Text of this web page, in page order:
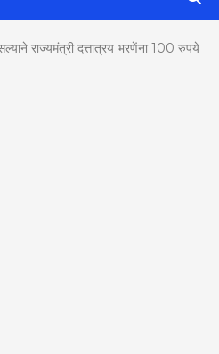
News
राज्यमंत्री दत्तात्रय भरणेंना 100 रुपये